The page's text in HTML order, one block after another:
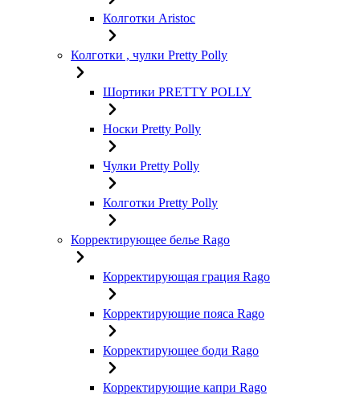
Колготки Aristoc
Колготки , чулки Pretty Polly
Шортики PRETTY POLLY
Носки Pretty Polly
Чулки Pretty Polly
Колготки Pretty Polly
Корректирующее белье Rago
Корректирующая грация Rago
Корректирующие пояса Rago
Корректирующее боди Rago
Корректирующие капри Rago